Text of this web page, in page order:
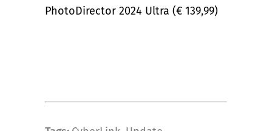
PhotoDirector 2024 Ultra (€ 139,99)